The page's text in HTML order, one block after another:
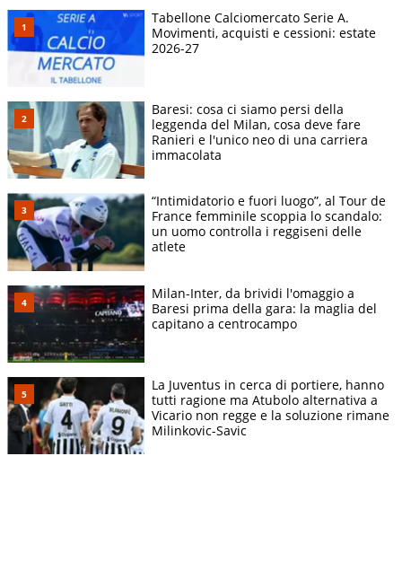
Tabellone Calciomercato Serie A.
Movimenti, acquisti e cessioni: estate
2026-27
Baresi: cosa ci siamo persi della
leggenda del Milan, cosa deve fare
Ranieri e l'unico neo di una carriera
immacolata
“Intimidatorio e fuori luogo”, al Tour de
France femminile scoppia lo scandalo:
un uomo controlla i reggiseni delle
atlete
Milan-Inter, da brividi l'omaggio a
Baresi prima della gara: la maglia del
capitano a centrocampo
La Juventus in cerca di portiere, hanno
tutti ragione ma Atubolo alternativa a
Vicario non regge e la soluzione rimane
Milinkovic-Savic